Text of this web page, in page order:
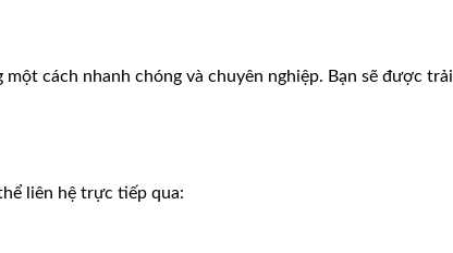
cách nhanh chóng và chuyên nghiệp. Bạn sẽ được trải
liên hệ trực tiếp qua: